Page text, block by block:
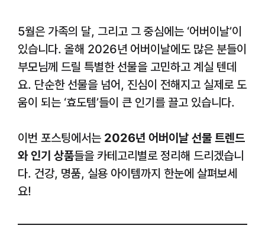
5월은 가족의 달, 그리고 그 중심에는 ‘어버이날’이
있습니다. 올해 2026년 어버이날에도 많은 분들이
부모님께 드릴 특별한 선물을 고민하고 계실 텐데
요. 단순한 선물을 넘어, 진심이 전해지고 실제로 도
움이 되는 ‘효도템’들이 큰 인기를 끌고 있습니다.
이번 포스팅에서는 2026년 어버이날 선물 트렌드
와 인기 상품들을 카테고리별로 정리해 드리겠습니
다. 건강, 명품, 실용 아이템까지 한눈에 살펴보세
요!